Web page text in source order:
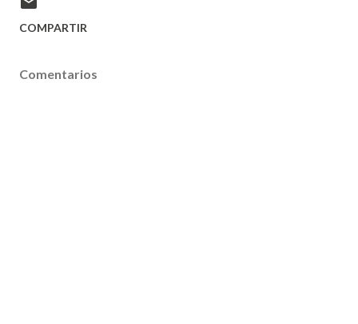
COMPARTIR
Comentarios